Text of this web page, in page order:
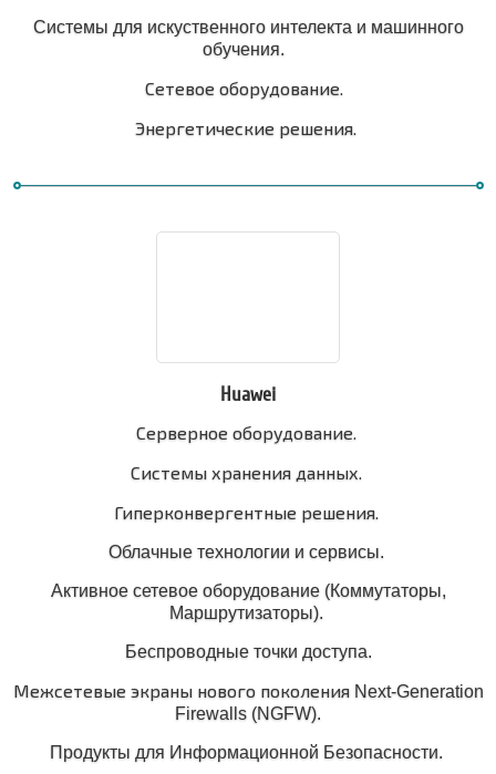
Системы для искуственного интелекта и машинного
обучения.
Сетевое оборудование.
Энергетические решения.
Huawei
Серверное оборудование.
Системы хранения данных.
Гиперконвергентные решения.
Облачные технологии и сервисы.
Активное сетевое оборудование (Коммутаторы,
Маршрутизаторы).
Беспроводные точки доступа.
Межсетевые экраны нового поколения Next-Generation
Firewalls (NGFW).
Продукты для Информационной Безопасности.